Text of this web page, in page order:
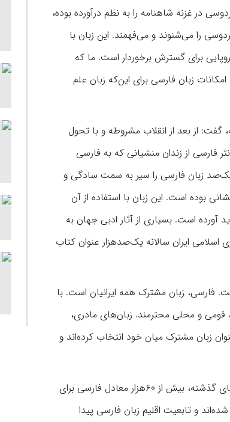
در غزنه شاهنامه را به نظم درآورده بوده،
را می‌شنوند و می‌فهمند. این زبان با
برای گسترش برخوردار است. ما که
امکانات زبان فارسی برای این‌که زبان علم
گفت: از بعد از انقلاب مشروطه و با تحول
فارسی از زندان منشیانی که به فارسی
زبان فارسی را سیر به سمت سادگی و
بوده است. این زبان با استفاده از آن
است. بسیاری از آثار ادبی جهان به
ایران سالانه یک‌صدهزار عنوان کتاب
فارسی، زبان مشترک همه ایرانیان است. با
قومی و محلی محترمند. زبان‌های مادری،
زبان مشترک میان خود انتخاب کرده‌اند و
رئیس فرهنگستان زبان همچنین بیان کرد: فرهنگستان زبان و ادب فارسی توانسته است در سال‌های گذشته، بیش از ۶۰هزار معادل فارسی برای
و تابعیت اقلیم زبان فارسی پیدا